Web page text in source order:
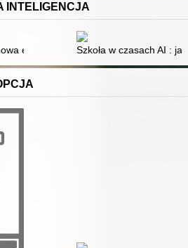
INTELIGENCJA
era cyfrowej egzystencji
Szkoła w czasach AI :